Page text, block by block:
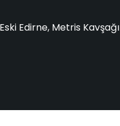
Edirne, Metris Kavşağı